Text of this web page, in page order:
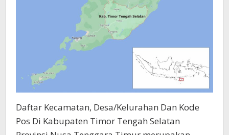
Daftar Kecamatan, Desa/Kelurahan Dan Kode
Pos Di Kabupaten Timor Tengah Selatan